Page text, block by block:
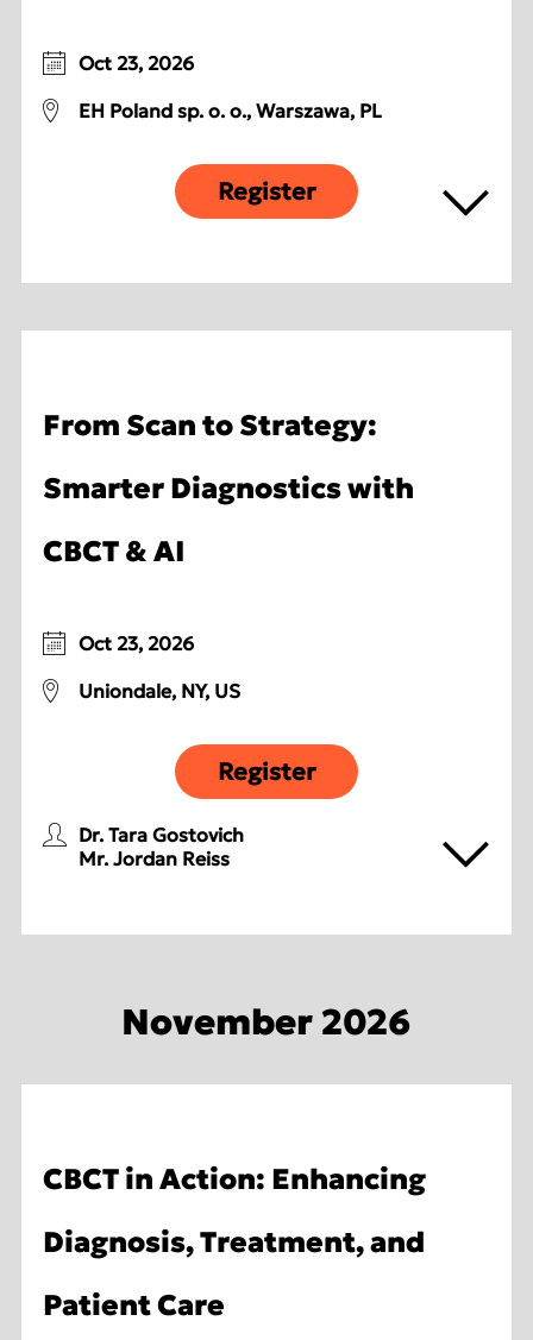
Oct 23, 2026
EH Poland sp. o. o., Warszawa, PL
Register
From Scan to Strategy:
Smarter Diagnostics with
CBCT & AI
Oct 23, 2026
Uniondale, NY, US
Register
Dr. Tara Gostovich
Mr. Jordan Reiss
November 2026
CBCT in Action: Enhancing
Diagnosis, Treatment, and
Patient Care